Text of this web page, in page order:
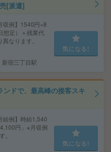
[派遣]
例】1540円×8
想定）＋残業代
なります。
宿三丁目駅
気になる!
ドで、最高峰の接客スキ
例】時給1,540
円」※月収例
。
気になる!